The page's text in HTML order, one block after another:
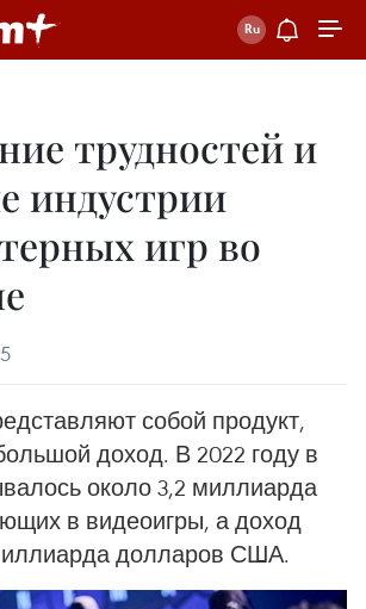
трудностей и
индустрии
игр во
собой продукт,
доход. В 2022 году в
около 3,2 миллиарда
в видеоигры, а доход
долларов США.